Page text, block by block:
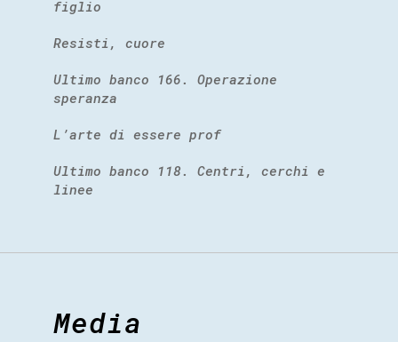
figlio
Resisti, cuore
Ultimo banco 166. Operazione
speranza
L’arte di essere prof
Ultimo banco 118. Centri, cerchi e
linee
Media